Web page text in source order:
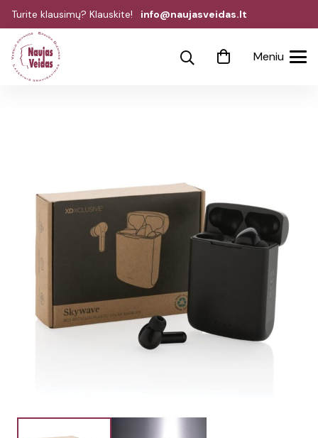
Turite klausimų? Klauskite! info@naujasveidas.lt
Meniu